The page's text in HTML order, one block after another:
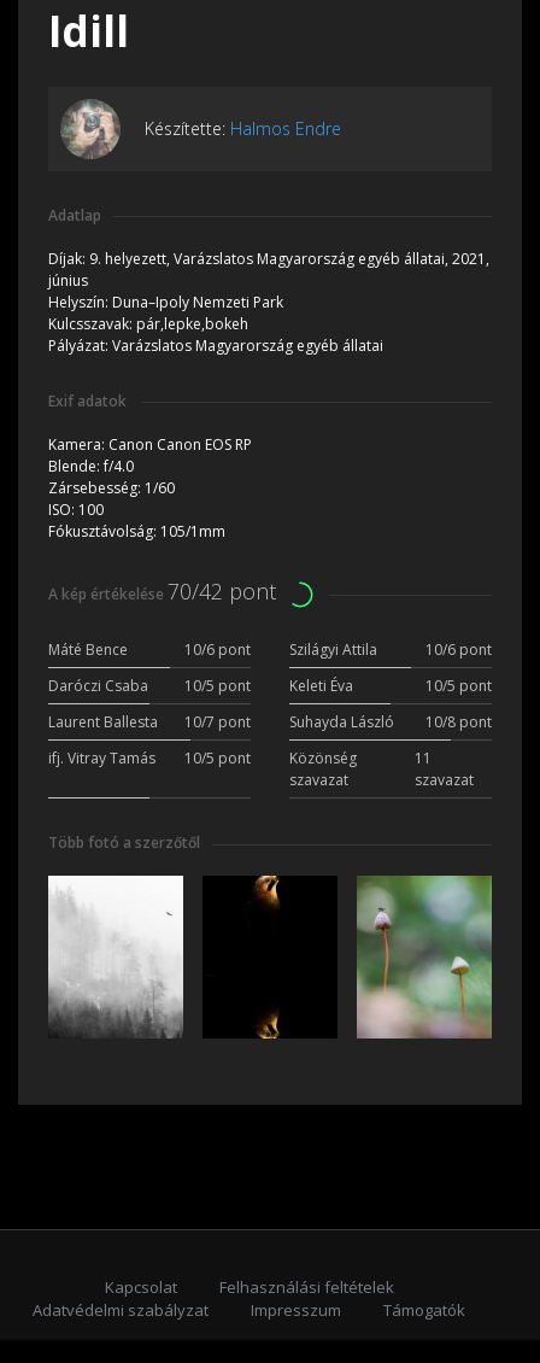
Idill
Készítette: Halmos Endre
Adatlap
Díjak: 9. helyezett, Varázslatos Magyarország egyéb állatai, 2021,
június
Helyszín: Duna–Ipoly Nemzeti Park
Kulcsszavak: pár,lepke,bokeh
Pályázat: Varázslatos Magyarország egyéb állatai
Exif adatok
Kamera: Canon Canon EOS RP
Blende:f/4.0
Zársebesség: 1/60
ISO: 100
Fókusztávolság: 105/1mm
A kép értékelése 70/42 pont
Máté Bence 10/6 pont Szilágyi Attila
10/6 pont
Daróczi Csaba
10/5 pont Keleti Éva
10/5 pont
Laurent Ballesta
10/7 pont Suhayda László
10/8 pont
ifj. Vitray Tamás
10/5 pont
Közönség
szavazat
11
szavazat
Több fotó a szerzőtől
Kapcsolat
Felhasználási feltételek
Adatvédelmi szabályzat
Impresszum
Támogatók